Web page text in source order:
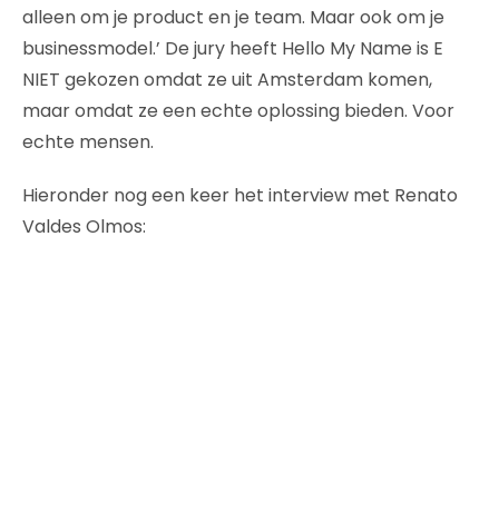
alleen om je product en je team. Maar ook om je
businessmodel.’ De jury heeft Hello My Name is E
NIET gekozen omdat ze uit Amsterdam komen,
maar omdat ze een echte oplossing bieden. Voor
echte mensen.
Hieronder nog een keer het interview met Renato
Valdes Olmos: